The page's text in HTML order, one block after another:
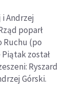
i Andrzej
poparł
Ruchu (po
został
Ryszard
Górski.